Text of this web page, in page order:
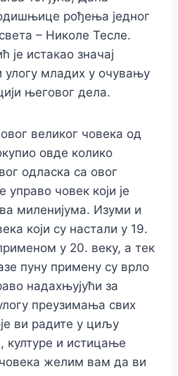
рођења једног
– Николе Тесле.
истакао значај
улогу младих у очувању
његовог дела.
великог човека од
овде колико
одласка са овог
управо човек који је
миленијума. Изуми и
који су настали у 19.
у 20. веку, а тек
пуну примену су врло
надахњујући за
преузимања свих
ви радите у циљу
културе и истицање
желим вам да ви